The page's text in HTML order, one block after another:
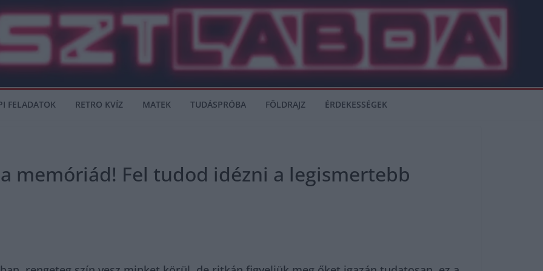
FELADATOK RETRO KVÍZ MATEK TUDÁSPRÓBA FÖLDRAJZ ÉRDEKESSÉGEK
memóriád! Fel tudod idézni a legismertebb